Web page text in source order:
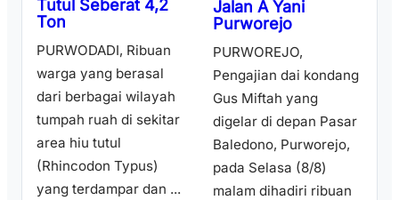
Tutul Seberat 4,2
Ton
PURWODADI, Ribuan
warga yang berasal
dari berbagai wilayah
tumpah ruah di sekitar
area hiu tutul
(Rhincodon Typus)
yang terdampar dan ...
Jalan A Yani
Purworejo
PURWOREJO,
Pengajian dai kondang
Gus Miftah yang
digelar di depan Pasar
Baledono, Purworejo,
pada Selasa (8/8)
malam dihadiri ribuan